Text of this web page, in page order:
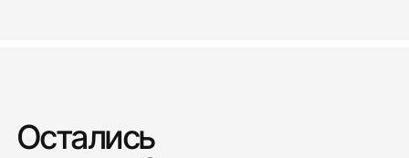
Остались